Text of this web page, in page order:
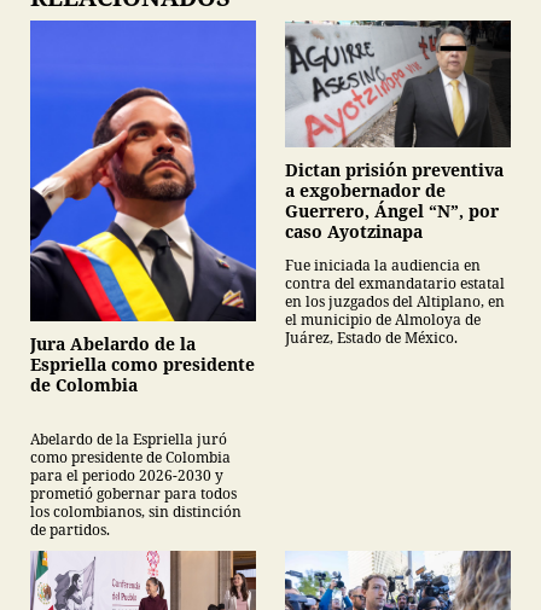
Jura Abelardo de la
Espriella como presidente
de Colombia
Abelardo de la Espriella juró
como presidente de Colombia
para el periodo 2026-2030 y
prometió gobernar para todos
los colombianos, sin distinción
de partidos.
Dictan prisión preventiva
a exgobernador de
Guerrero, Ángel “N”, por
caso Ayotzinapa
Fue iniciada la audiencia en
contra del exmandatario estatal
en los juzgados del Altiplano, en
el municipio de Almoloya de
Juárez, Estado de México.